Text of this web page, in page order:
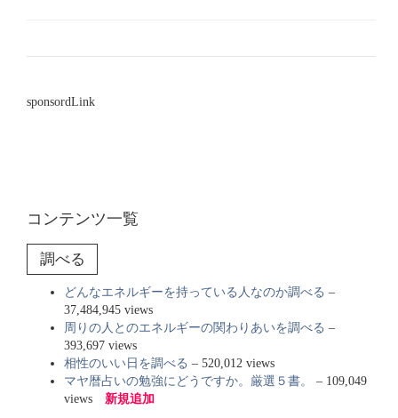
sponsordLink
コンテンツ一覧
調べる
どんなエネルギーを持っている人なのか調べる –
37,484,945 views
周りの人とのエネルギーの関わりあいを調べる –
393,697 views
相性のいい日を調べる – 520,012 views
マヤ暦占いの勉強にどうですか。厳選５書。
– 109,049
views 新規追加